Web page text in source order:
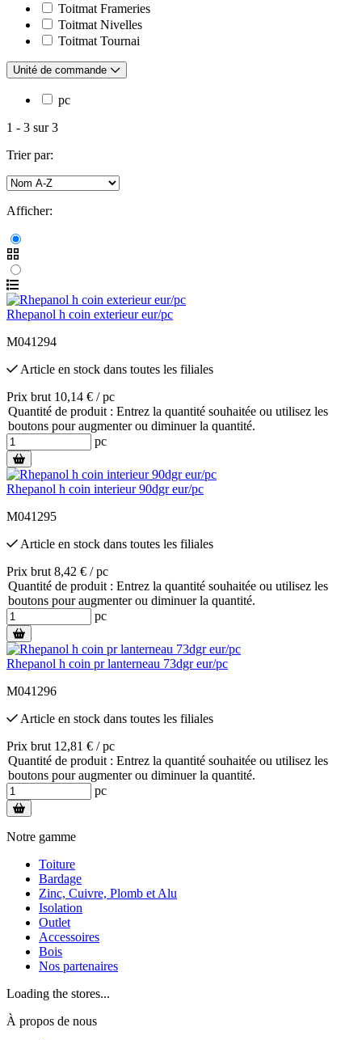
Toitmat Frameries
Toitmat Nivelles
Toitmat Tournai
Unité de commande
pc
1 - 3 sur3
Trier par:
Afficher:
Rhepanol h coin exterieur eur/pc
M041294
Article en stock dans toutes les filiales
Prix brut 10,14 € / pc
Quantité de produit : Entrez la quantité souhaitée ou utilisez les
boutons pour augmenter ou diminuer la quantité.
pc
Rhepanol h coin interieur 90dgr eur/pc
M041295
Article en stock dans toutes les filiales
Prix brut 8,42 € / pc
Quantité de produit : Entrez la quantité souhaitée ou utilisez les
boutons pour augmenter ou diminuer la quantité.
pc
Rhepanol h coin pr lanterneau 73dgr eur/pc
M041296
Article en stock dans toutes les filiales
Prix brut 12,81 € / pc
Quantité de produit : Entrez la quantité souhaitée ou utilisez les
boutons pour augmenter ou diminuer la quantité.
pc
Notre gamme
Toiture
Bardage
Zinc, Cuivre, Plomb et Alu
Isolation
Outlet
Accessoires
Bois
Nos partenaires
Loading the stores...
À propos de nous